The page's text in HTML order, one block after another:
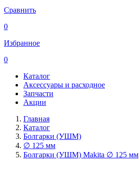
Сравнить
0
Избранное
0
Каталог
Аксессуары и расходное
Запчасти
Акции
Главная
Каталог
Болгарки (УШМ)
∅ 125 мм
Болгарки (УШМ) Makita ∅ 125 мм